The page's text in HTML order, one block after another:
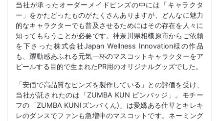
当社が承ったオーダーメイドピンズの中には「キャラクタ
ー」をかたどったものがたくさんありますが、どんなに魅力
的なキャラクターでも普及させるためにはその存在を人々に
知ってもらうことが必要です。神奈川県相模原市からご依頼
を下さった株式会社Japan Wellness Innovation様の作品
も、躍動感あふれる元気一杯のマスコットキャラクターをア
ピールする目的で生まれたPR用のオリジナルグッズでした。
「安価で高品質なピンズを製作している」との評価を受け、
当社が託されたのは「ZUMBA KUN ピンバッジ」。モチー
フの「ZUMBA KUN(ズンバくん)」は愛嬌ある仕草とキレキ
レのダンスでファンも急増中のマスコットです。ネーミング